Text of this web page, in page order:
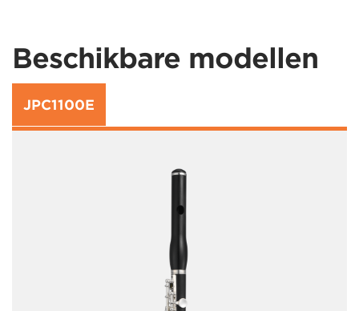
Beschikbare modellen
JPC1100E